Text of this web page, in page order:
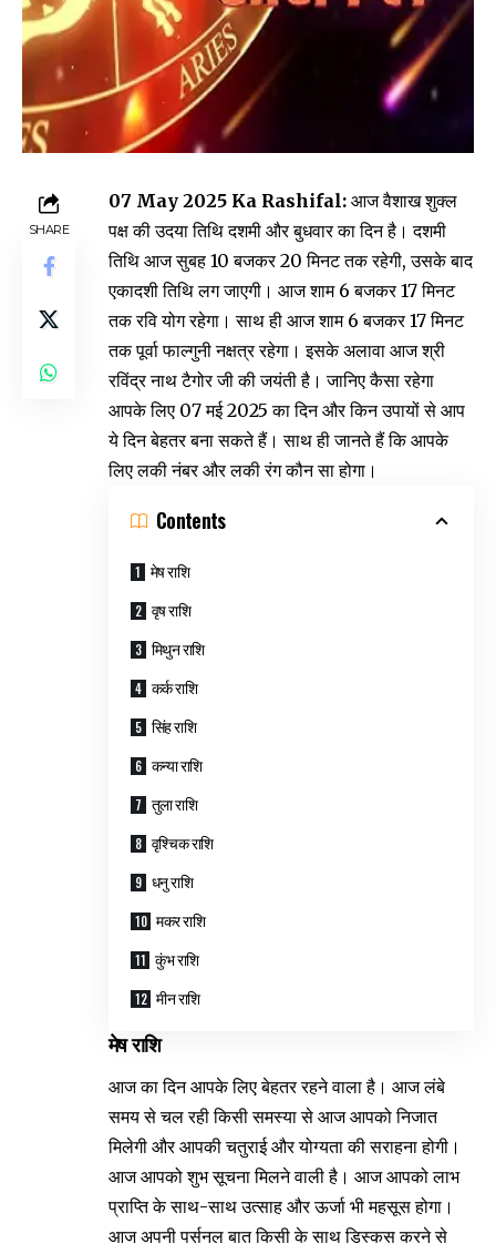
SHARE
07 May 2025 Ka Rashifal: आज वैशाख शुक्ल
पक्ष की उदया तिथि दशमी और बुधवार का दिन है। दशमी
तिथि आज सुबह 10 बजकर 20 मिनट तक रहेगी, उसके बाद
एकादशी तिथि लग जाएगी। आज शाम 6 बजकर 17 मिनट
तक रवि योग रहेगा। साथ ही आज शाम 6 बजकर 17 मिनट
तक पूर्वा फाल्गुनी नक्षत्र रहेगा। इसके अलावा आज श्री
रविंद्र नाथ टैगोर जी की जयंती है। जानिए कैसा रहेगा
आपके लिए 07 मई 2025 का दिन और किन उपायों से आप
ये दिन बेहतर बना सकते हैं। साथ ही जानते हैं कि आपके
लिए लकी नंबर और लकी रंग कौन सा होगा।
Contents
मेष राशि
वृष राशि
मिथुन राशि
कर्क राशि
सिंह राशि
कन्या राशि
तुला राशि
वृश्चिक राशि
धनु राशि
मकर राशि
कुंभ राशि
मीन राशि
मेष राशि
आज का दिन आपके लिए बेहतर रहने वाला है। आज लंबे
समय से चल रही किसी समस्या से आज आपको निजात
मिलेगी और आपकी चतुराई और योग्यता की सराहना होगी।
आज आपको शुभ सूचना मिलने वाली है। आज आपको लाभ
प्राप्ति के साथ-साथ उत्साह और ऊर्जा भी महसूस होगा।
आज अपनी पर्सनल बात किसी के साथ डिस्कस करने से